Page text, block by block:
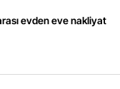
evden eve nakliyat